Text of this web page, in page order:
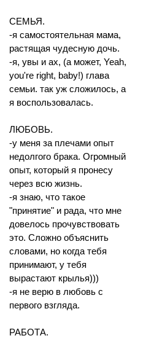
СЕМЬЯ.
-я самостоятельная мама,
растящая чудесную дочь.
-я, увы и ах, (а может, Yeah,
you're right, baby!) глава
семьи. так уж сложилось, а
я воспользовалась.
ЛЮБОВЬ.
-у меня за плечами опыт
недолгого брака. Огромный
опыт, который я пронесу
через всю жизнь.
-я знаю, что такое
"принятие" и рада, что мне
довелось прочувствовать
это. Сложно объяснить
словами, но когда тебя
принимают, у тебя
вырастают крылья)))
-я не верю в любовь с
первого взгляда.
РАБОТА.